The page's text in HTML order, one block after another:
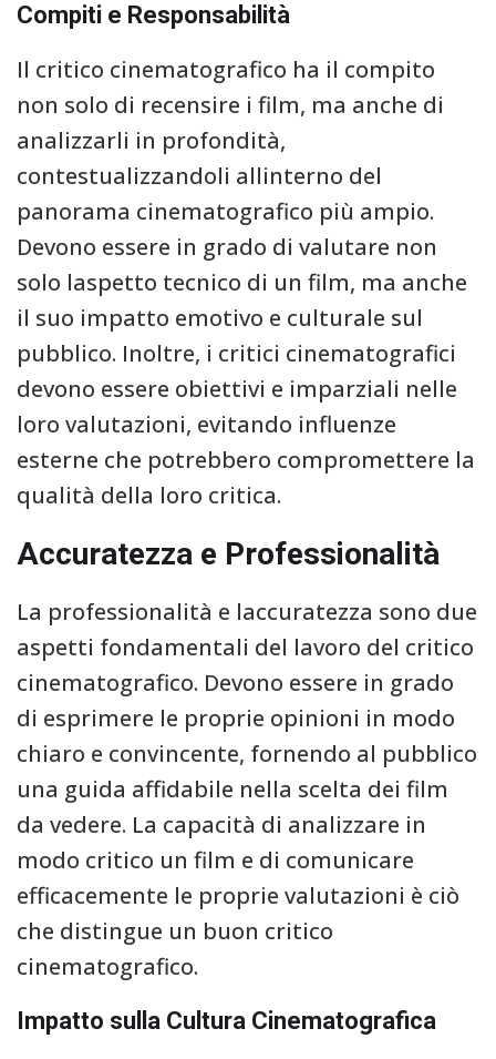
Compiti e Responsabilità
Il critico cinematografico ha il compito
non solo di recensire i film, ma anche di
analizzarli in profondità,
contestualizzandoli allinterno del
panorama cinematografico più ampio.
Devono essere in grado di valutare non
solo laspetto tecnico di un film, ma anche
il suo impatto emotivo e culturale sul
pubblico. Inoltre, i critici cinematografici
devono essere obiettivi e imparziali nelle
loro valutazioni, evitando influenze
esterne che potrebbero compromettere la
qualità della loro critica.
Accuratezza e Professionalità
La professionalità e laccuratezza sono due
aspetti fondamentali del lavoro del critico
cinematografico. Devono essere in grado
di esprimere le proprie opinioni in modo
chiaro e convincente, fornendo al pubblico
una guida affidabile nella scelta dei film
da vedere. La capacità di analizzare in
modo critico un film e di comunicare
efficacemente le proprie valutazioni è ciò
che distingue un buon critico
cinematografico.
Impatto sulla Cultura Cinematografica